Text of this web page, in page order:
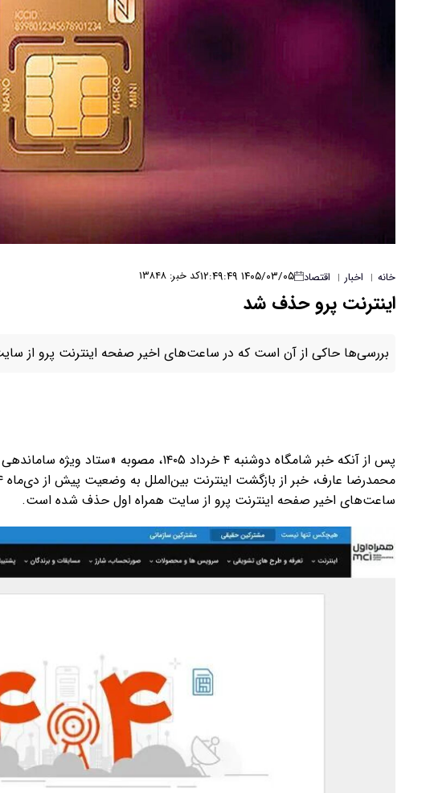
خانه | اخبار | اقتصاد ۱۴۰۵/۰۳/۰۵ ۱۲:۴۹:۴۹ کد خبر: ۱۳۸۴۸
اینترنت پرو حذف شد
بررسی‌ها حاکی از آن است که در ساعت‌های اخیر صفحه اینترنت پرو از
پس از آنکه خبر شامگاه دوشنبه ۴ خرداد ۱۴۰۵،
ساعت‌های اخیر صفحه اینترنت پرو از سایت همراه اول حذف شده است.